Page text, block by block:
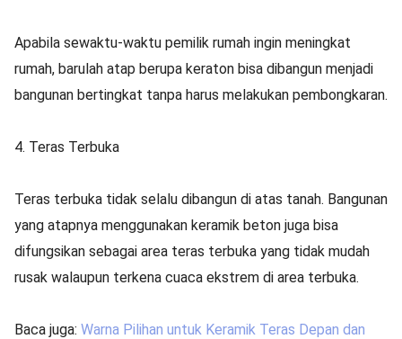
Apabila sewaktu-waktu pemilik rumah ingin meningkat
rumah, barulah atap berupa keraton bisa dibangun menjadi
bangunan bertingkat tanpa harus melakukan pembongkaran.
4. Teras Terbuka
Teras terbuka tidak selalu dibangun di atas tanah. Bangunan
yang atapnya menggunakan keramik beton juga bisa
difungsikan sebagai area teras terbuka yang tidak mudah
rusak walaupun terkena cuaca ekstrem di area terbuka.
Baca juga: Warna Pilihan untuk Keramik Teras Depan dan